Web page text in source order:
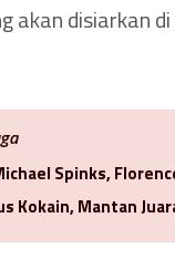
akan disiarkan
Spinks,
Kokain, Mantan